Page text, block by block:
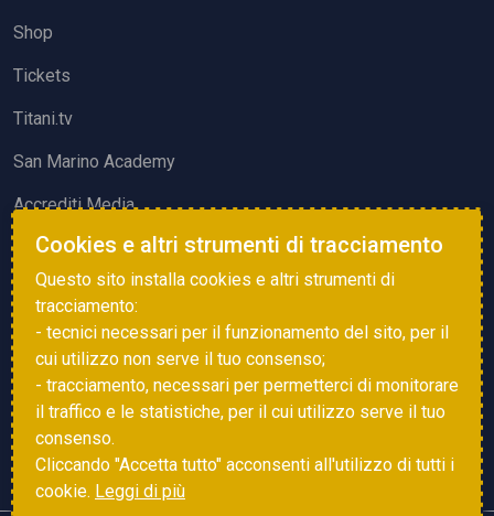
Shop
Tickets
Titani.tv
San Marino Academy
Accrediti Media
ATTIVITÀ ED EVENTI
Squadre di Calcio
Associazione Sammarinese Arbitri
Vota gol e parata
Cookies e altri strumenti di tracciamento
Questo sito installa cookies e altri strumenti di
tracciamento:
- tecnici necessari per il funzionamento del sito, per il
cui utilizzo non serve il tuo consenso;
- tracciamento, necessari per permetterci di monitorare
il traffico e le statistiche, per il cui utilizzo serve il tuo
consenso.
Cliccando "Accetta tutto" acconsenti all'utilizzo di tutti i
cookie. Leggi di più